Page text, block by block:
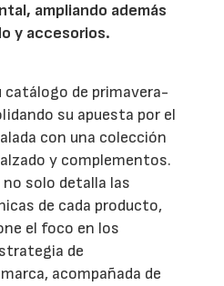
ampliando además
y accesorios.
catálogo de primavera-
su apuesta por el
con una colección
y complementos.
solo detalla las
de cada producto,
el foco en los
de
acompañada de